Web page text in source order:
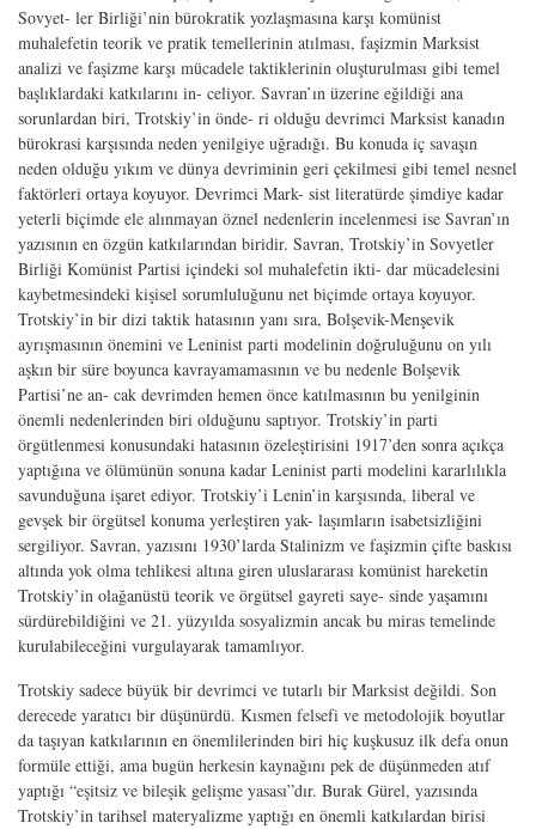
Sovyet- ler Birliği’nin bürokratik yozlaşmasına karşı komünist
muhalefetin teorik ve pratik temellerinin atılması, faşizmin Marksist
analizi ve faşizme karşı mücadele taktiklerinin oluşturulması gibi temel
başlıklardaki katkılarını in- celiyor. Savran’ın üzerine eğildiği ana
sorunlardan biri, Trotskiy’in önde- ri olduğu devrimci Marksist kanadın
bürokrasi karşısında neden yenilgiye uğradığı. Bu konuda iç savaşın
neden olduğu yıkım ve dünya devriminin geri çekilmesi gibi temel nesnel
faktörleri ortaya koyuyor. Devrimci Mark- sist literatürde şimdiye kadar
yeterli biçimde ele alınmayan öznel nedenlerin incelenmesi ise Savran’ın
yazısının en özgün katkılarından biridir. Savran, Trotskiy’in Sovyetler
Birliği Komünist Partisi içindeki sol muhalefetin ikti- dar mücadelesini
kaybetmesindeki kişisel sorumluluğunu net biçimde ortaya koyuyor.
Trotskiy’in bir dizi taktik hatasının yanı sıra, Bolşevik-Menşevik
ayrışmasının önemini ve Leninist parti modelinin doğruluğunu on yılı
aşkın bir süre boyunca kavrayamamasının ve bu nedenle Bolşevik
Partisi’ne an- cak devrimden hemen önce katılmasının bu yenilginin
önemli nedenlerinden biri olduğunu saptıyor. Trotskiy’in parti
örgütlenmesi konusundaki hatasının özeleştirisini 1917’den sonra açıkça
yaptığına ve ölümünün sonuna kadar Leninist parti modelini kararlılıkla
savunduğuna işaret ediyor. Trotskiy’i Lenin’in karşısında, liberal ve
gevşek bir örgütsel konuma yerleştiren yak- laşımların isabetsizliğini
sergiliyor. Savran, yazısını 1930’larda Stalinizm ve faşizmin çifte baskısı
altında yok olma tehlikesi altına giren uluslararası komünist hareketin
Trotskiy’in olağanüstü teorik ve örgütsel gayreti saye- sinde yaşamını
sürdürebildiğini ve 21. yüzyılda sosyalizmin ancak bu miras temelinde
kurulabileceğini vurgulayarak tamamlıyor.
Trotskiy sadece büyük bir devrimci ve tutarlı bir Marksist değildi. Son
derecede yaratıcı bir düşünürdü. Kısmen felsefi ve metodolojik boyutlar
da taşıyan katkılarının en önemlilerinden biri hiç kuşkusuz ilk defa onun
formüle ettiği, ama bugün herkesin kaynağını pek de düşünmeden atıf
yaptığı “eşitsiz ve bileşik gelişme yasası”dır. Burak Gürel, yazısında
Trotskiy’in tarihsel materyalizme yaptığı en önemli katkılardan birisi